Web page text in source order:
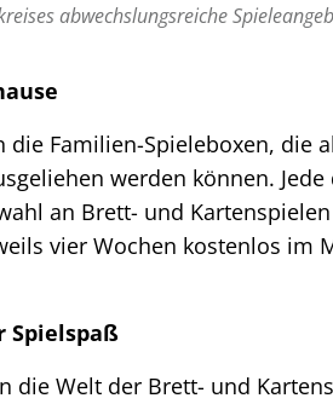
abwechslungsreiche
Familien-Spieleboxen, die
werden können.
an Brett- und
vier Wochen kostenlos im
Spielspaß
die Welt der Brett- und